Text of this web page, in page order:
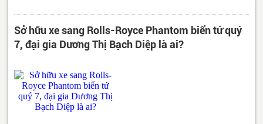
Sở hữu xe sang Rolls-Royce Phantom biển tứ quý
7, đại gia Dương Thị Bạch Diệp là ai?